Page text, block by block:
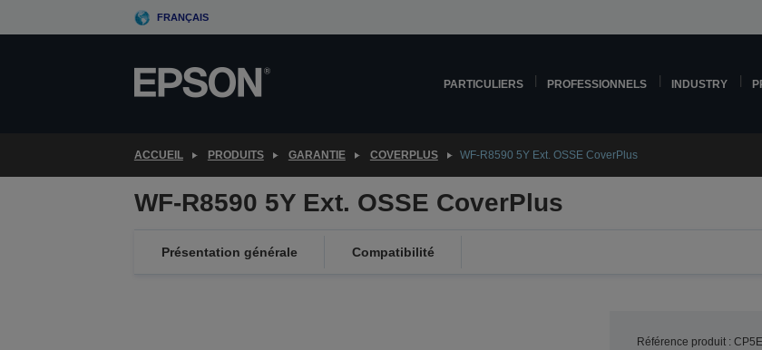
to
FRANÇAIS
PARTICULIERS PROFESSIONNELS INDUSTRY
ACCUEIL PRODUITS GARANTIE COVERPLUS WF-R8590 5Y Ext. OSSE CoverPlus
WF-R8590 5Y Ext. OSSE CoverPlus
Présentation générale Compatibilité
Référence produit :